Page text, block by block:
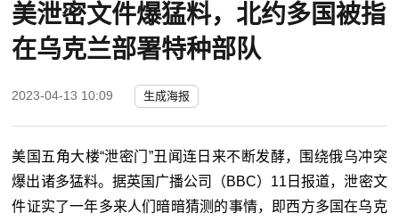
美泄密文件爆猛料，北约多国被指
在乌克兰部署特种部队
2023-04-13 10:09 生成海报
美国五角大楼“泄密门”丑闻连日来不断发酵，围绕俄乌冲突
爆出诸多猛料。据英国广播公司（BBC）11日报道，泄密文
件证实了一年多来人们暗暗猜测的事情，即西方多国在乌克